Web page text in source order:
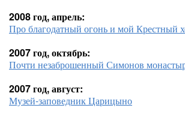
2008 год, апрель:
Про благодатный огонь и мой Крестный
2007 год, октябрь:
Почти незаброшенный Симонов
2007 год, август:
Музей-заповедник Царицыно